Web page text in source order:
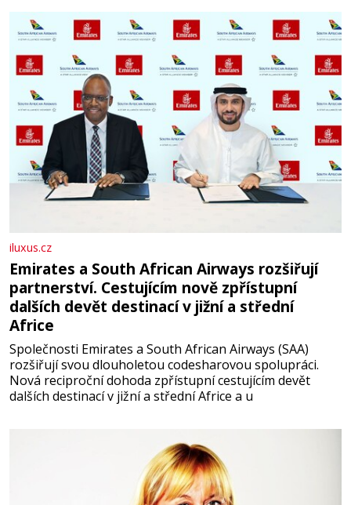
let. Většina lidí vnímá rákos jen jako obyčejnou kulisu
letního koupání. Stačí se však podívat
iluxus.cz
Emirates a South African Airways rozšiřují
partnerství. Cestujícím nově zpřístupní
dalších devět destinací v jižní a střední
Africe
Společnosti Emirates a South African Airways (SAA)
rozšiřují svou dlouholetou codesharovou spolupráci.
Nová reciproční dohoda zpřístupní cestujícím devět
dalších destinací v jižní a střední Africe a u